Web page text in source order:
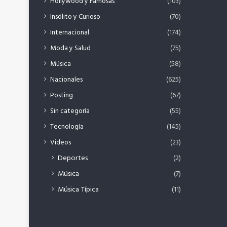
Insólito y Curioso
(70)
Internacional
(174)
Moda y Salud
(75)
Música
(58)
Nacionales
(625)
Posting
(67)
Sin categoría
(55)
Tecnología
(145)
Videos
(23)
Deportes
(2)
Música
(7)
Música Típica
(11)